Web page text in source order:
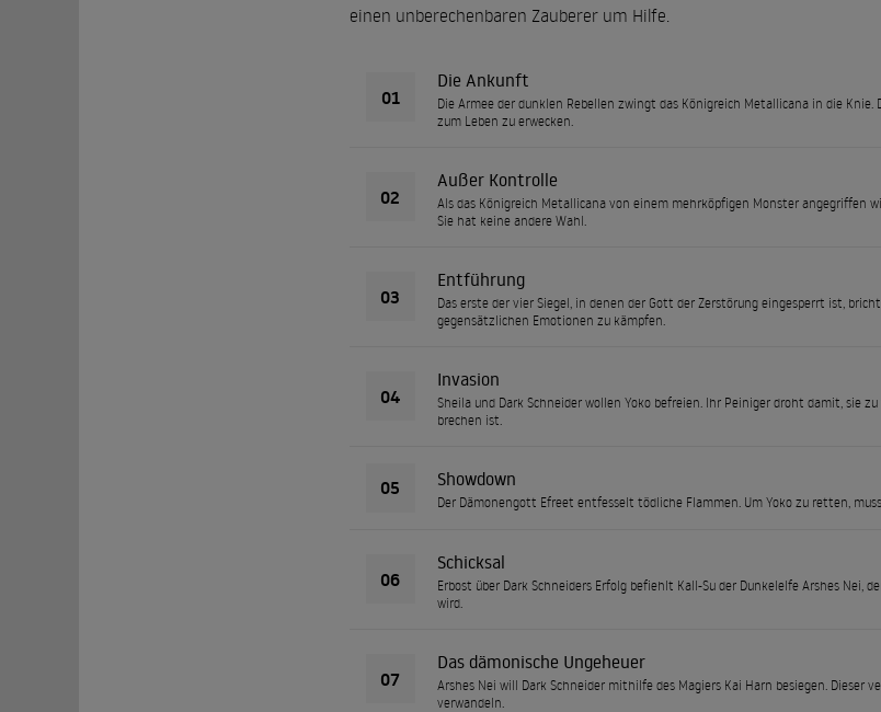
einen unberechenbaren Zauberer um Hilfe.
01
Die Ankunft
Die Armee der dunklen Rebellen zwingt das Königreich Metallicana in die
zum Leben zu erwecken.
02
Außer Kontrolle
Als das Königreich Metallicana von einem mehrköpfigen Monster angegriffen
Sie hat keine andere Wahl.
03
Entführung
Das erste der vier Siegel, in denen der Gott der Zerstörung eingesperrt ist,
gegensätzlichen Emotionen zu kämpfen.
04
Invasion
Sheila und Dark Schneider wollen Yoko befreien. Ihr Peiniger droht damit, sie
brechen ist.
05 Showdown
Der Dämonengott Efreet entfesselt tödliche Flammen. Um Yoko zu retten,
06
Schicksal
Erbost über Dark Schneiders Erfolg befiehlt Kall-Su der Dunkelelfe Arshes Nei,
wird.
07
Das dämonische Ungeheuer
Arshes Nei will Dark Schneider mithilfe des Magiers Kai Harn besiegen.
verwandeln.